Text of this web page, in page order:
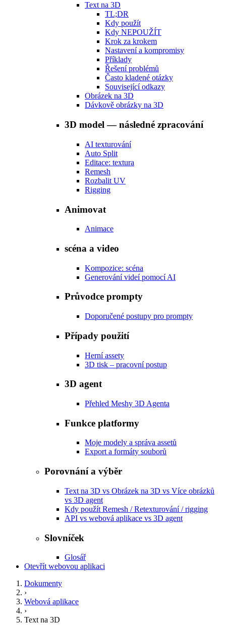
Text na 3D
TL;DR
Kdy použít
Kdy NEPOUŽÍT
Krok za krokem
Nastavení a kompromisy
Příklady
Řešení problémů
Často kladené otázky
Související odkazy
Obrázek na 3D
Dávkově obrázky na 3D
3D model — následné zpracování
AI texturování
Auto Split
Editace: textura
Remesh
Rozbalit UV
Rigging
Animovat
Animace
scéna a video
Kompozice: scéna
Generování videí pomocí AI
Průvodce prompty
Doporučené postupy pro prompty
Případy použití
Herní assety
3D tisk – pracovní postup
3D agent
Přehled Meshy 3D Agenta
Funkce platformy
Moje modely a správa assetů
Export a formáty souborů
Porovnání a výběr
Text na 3D vs Obrázek na 3D vs Více obrázků
vs 3D agent
Kdy použít Remesh / Retexturování / rigging
API vs webová aplikace vs 3D agent
Slovníček
Glosář
Otevřít webovou aplikaci
Dokumenty
›
Webová aplikace
›
Text na 3D